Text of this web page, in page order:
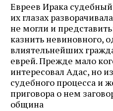
Евреев Ирака
их глазах
не могли и
казнить невиновного,
влиятельнейших
еврей. Прежде мало
интересовал Адас, но
судебного процесса и
приговора о нем
община